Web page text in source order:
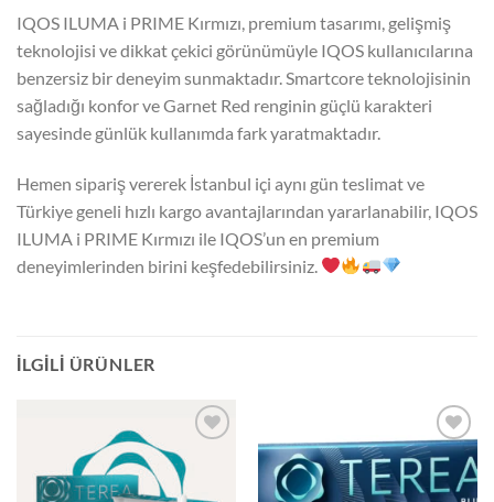
IQOS ILUMA i PRIME Kırmızı, premium tasarımı, gelişmiş
teknolojisi ve dikkat çekici görünümüyle IQOS kullanıcılarına
benzersiz bir deneyim sunmaktadır. Smartcore teknolojisinin
sağladığı konfor ve Garnet Red renginin güçlü karakteri
sayesinde günlük kullanımda fark yaratmaktadır.
Hemen sipariş vererek İstanbul içi aynı gün teslimat ve
Türkiye geneli hızlı kargo avantajlarından yararlanabilir, IQOS
ILUMA i PRIME Kırmızı ile IQOS’un en premium
deneyimlerinden birini keşfedebilirsiniz.
İLGILI ÜRÜNLER